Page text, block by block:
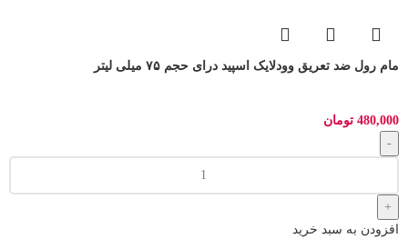
مام رول ضد تعریق وودلایک اسپید درای حجم ۷۵ میلی لیتر
480,000 تومان
افزودن به سبد خرید